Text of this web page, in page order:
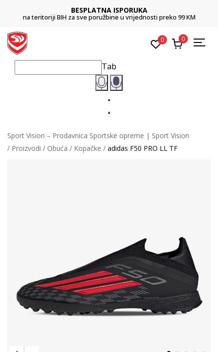
BESPLATNA ISPORUKA
na teritoriji BIH za sve poružbine u vrijednosti preko 99 KM
0 0
Tab
Sport Vision – Prodavnica Sportske opreme | Sport Vision
Proizvodi
Obuća Kopačke adidas F50 PRO LL TF